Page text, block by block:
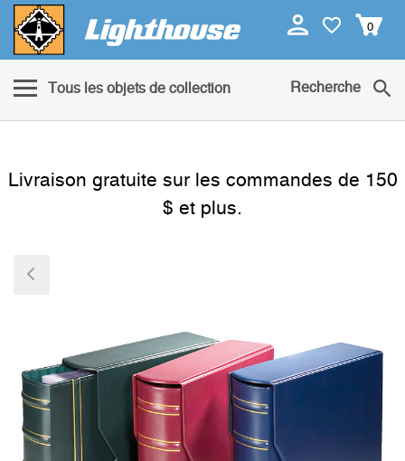
0
Tous les objets de collection Recherche
Livraison gratuite sur les commandes de 150
$ et plus.